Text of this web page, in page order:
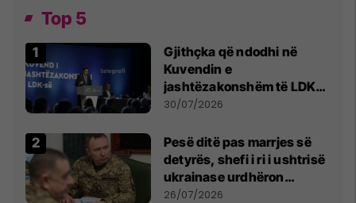
Top 5
Gjithçka që ndodhi në
Kuvendin e
jashtëzakonshëm të LDK-
së
30/07/2026
Pesë ditë pas marrjes së
detyrës, shefi i ri i ushtrisë
ukrainase urdhëron
kontroll të madh
26/07/2026